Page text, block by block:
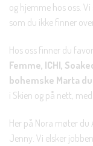
og hjemme hos oss.
som du ikke finner
Hos oss finner du
Femme, ICHI,
bohemske Marta
i Skien og på nett,
Her på Nora møter du
Jenny. Vi elsker